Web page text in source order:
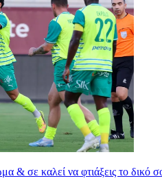
& σε καλεί να φτιάξεις το δικό